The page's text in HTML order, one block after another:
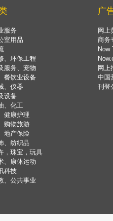
服务
室用品
、环保工程
服务、宠物
餐饮业设备
、仪器
设备
、化工
健康护理
购物旅游
地产保险
、纺织品
，珠宝，玩具
、康体运动
科技
、公共事业
广
网上
商务
Now
网上
中国
刊登